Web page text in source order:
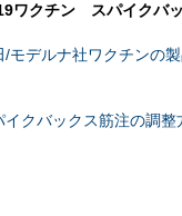
ワクチン スパイクバ
/モデルナ社ワクチンの
イクバックス筋注の調整